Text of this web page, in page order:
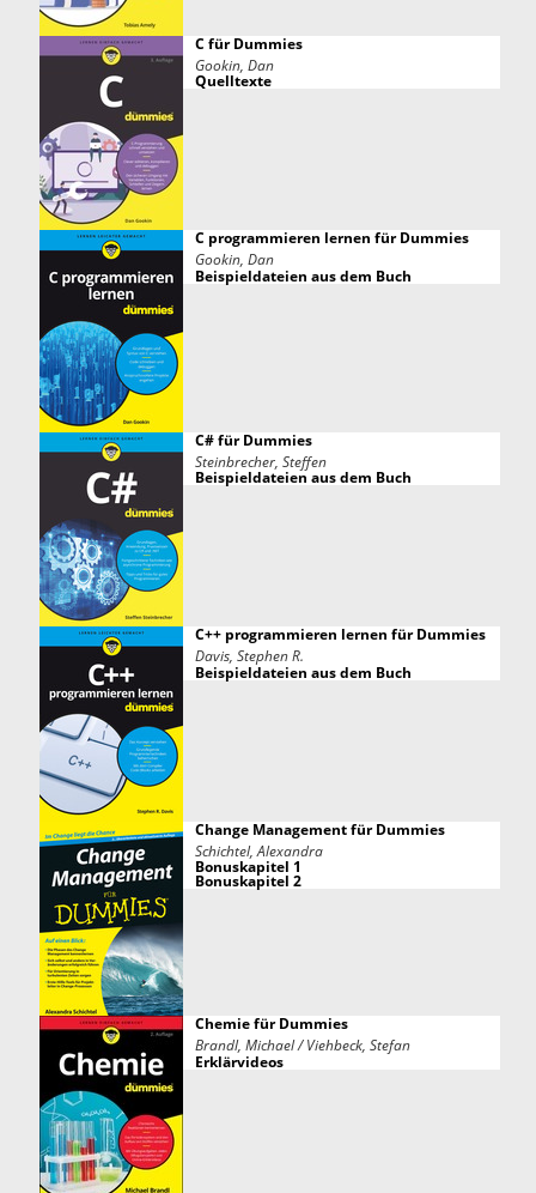
C für Dummies
Gookin, Dan
Quelltexte
C programmieren lernen für Dummies
Gookin, Dan
Beispieldateien aus dem Buch
C# für Dummies
Steinbrecher, Steffen
Beispieldateien aus dem Buch
C++ programmieren lernen für Dummies
Davis, Stephen R.
Beispieldateien aus dem Buch
Change Management für Dummies
Schichtel, Alexandra
Bonuskapitel 1
Bonuskapitel 2
Chemie für Dummies
Brandl, Michael / Viehbeck, Stefan
Erklärvideos